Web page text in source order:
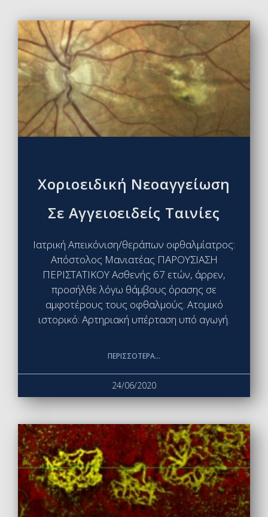
Χοριοειδική Νεοαγγείωση
Σε Αγγειοειδείς Ταινίες
Ιατρική Απεικόνιση/θεράπων οφθαλμίατρος:
Απόστολος Μανιατέας ΠΑΡΟΥΣΙΑΣΗ
ΠΕΡΙΣΤΑΤΙΚΟΥ Ασθενής 67 ετών, άρρεν,
προσήλθε λόγω θάμβους όρασης σε
αμφοτέρους τους οφθαλμούς. Ατομικό
ιστορικό: Αρτηριακή υπέρταση υπό αγωγή.
ΠΕΡΙΣΣΌΤΕΡΑ...
24/06/2020